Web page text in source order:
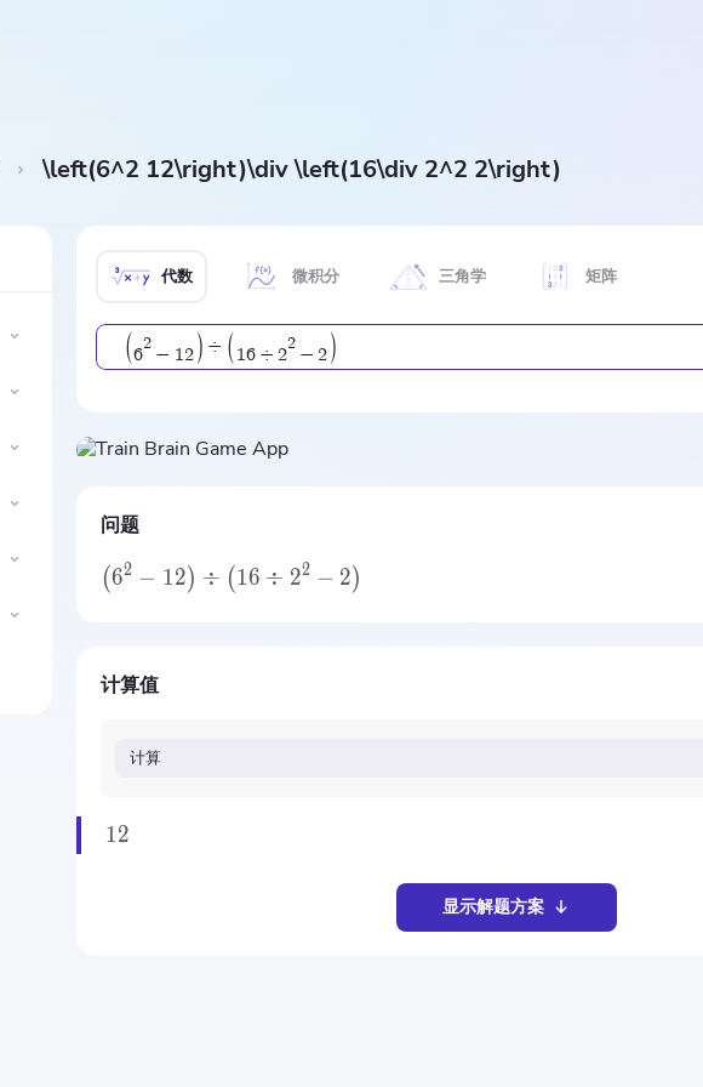
\left(6^2 12\right)\div \left(16\div 2^2 2\right)
代数 微积分 三角学 矩阵
(6
2
− 12 ) ÷ ( 16 ÷ 2
2
− 2 )
问题
(62 − 12) ÷ (16 ÷ 22 − 2)
计算值
计算
12
显示解题方案